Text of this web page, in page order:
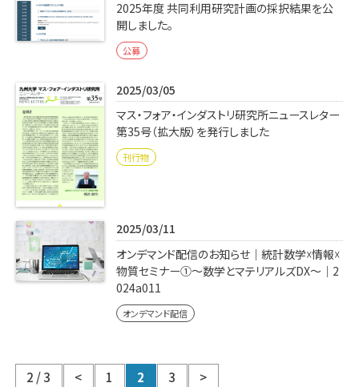
2025年度 共同利用研究計画の採択結果を公
開しました。
公募
2025/03/05
マス・フォア・インダストリ研究所ニュースレター
第35号（拡大版）を発行しました
刊行物
2025/03/11
オンデマンド配信のお知らせ｜統計数学☓情報☓
物質セミナー①〜数学とマテリアルズDX〜｜2
024a011
オンデマンド配信
2 / 3 < 1 2 3 >